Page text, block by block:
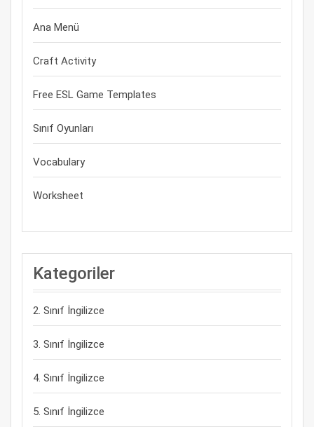
Ana Menü
Craft Activity
Free ESL Game Templates
Sınıf Oyunları
Vocabulary
Worksheet
Kategoriler
2. Sınıf İngilizce
3. Sınıf İngilizce
4. Sınıf İngilizce
5. Sınıf İngilizce